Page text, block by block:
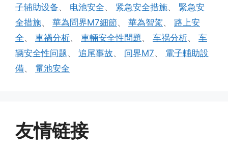
子辅助设备、 电池安全、 紧急安全措施、 緊急安
全措施、 華為問界M7細節、 華為智駕、 路上安
全、 車禍分析、 車輛安全性問題 、 车祸分析、 车
辆安全性问题、 追尾事故、 问界M7、 電子輔助設
備、 電池安全
友情链接